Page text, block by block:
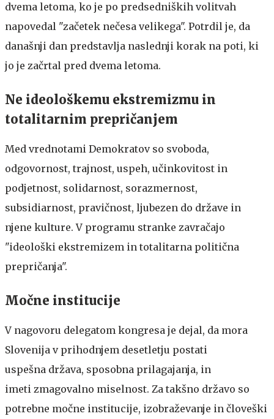
dvema letoma, ko je po predsedniških volitvah
napovedal "začetek nečesa velikega". Potrdil je, da
današnji dan predstavlja naslednji korak na poti, ki
jo je začrtal pred dvema letoma.
Ne ideološkemu ekstremizmu in
totalitarnim prepričanjem
Med vrednotami Demokratov so svoboda,
odgovornost, trajnost, uspeh, učinkovitost in
podjetnost, solidarnost, sorazmernost,
subsidiarnost, pravičnost, ljubezen do države in
njene kulture. V programu stranke zavračajo
"ideološki ekstremizem in totalitarna politična
prepričanja".
Močne institucije
V nagovoru delegatom kongresa je dejal, da mora
Slovenija v prihodnjem desetletju postati
uspešna država, sposobna prilagajanja, in
imeti zmagovalno miselnost. Za takšno državo so
potrebne močne institucije, izobraževanje in človeški